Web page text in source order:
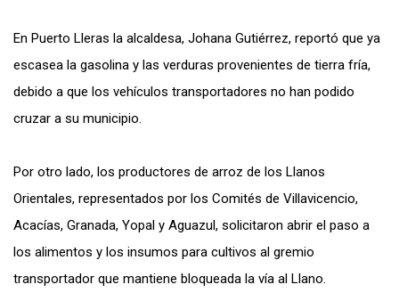
En Puerto Lleras la alcaldesa, Johana Gutiérrez, reportó que ya
escasea la gasolina y las verduras provenientes de tierra fría,
debido a que los vehículos transportadores no han podido
cruzar a su municipio.
Por otro lado, los productores de arroz de los Llanos
Orientales, representados por los Comités de Villavicencio,
Acacías, Granada, Yopal y Aguazul, solicitaron abrir el paso a
los alimentos y los insumos para cultivos al gremio
transportador que mantiene bloqueada la vía al Llano.